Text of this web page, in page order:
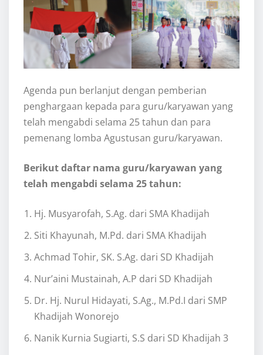
Agenda pun berlanjut dengan pemberian
penghargaan kepada para guru/karyawan yang
telah mengabdi selama 25 tahun dan para
pemenang lomba Agustusan guru/karyawan.
Berikut daftar nama guru/karyawan yang
telah mengabdi selama 25 tahun:
Hj. Musyarofah, S.Ag. dari SMA Khadijah
Siti Khayunah, M.Pd. dari SMA Khadijah
Achmad Tohir, SK. S.Ag. dari SD Khadijah
Nur’aini Mustainah, A.P dari SD Khadijah
Dr. Hj. Nurul Hidayati, S.Ag., M.Pd.I dari SMP
Khadijah Wonorejo
Nanik Kurnia Sugiarti, S.S dari SD Khadijah 3